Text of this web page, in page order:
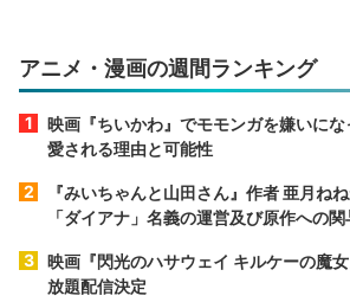
アニメ・漫画の週間ランキング
映画『ちいかわ』でモモンガを嫌いに
愛される理由と可能性
『みいちゃんと山田さん』作者 亜月ね
「ダイアナ」名義の運営及び原作への
映画『閃光のハサウェイ キルケーの魔
放題配信決定